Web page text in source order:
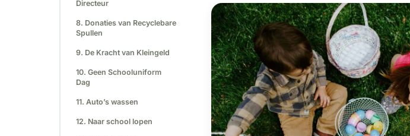
Directeur
8. Donaties van Recyclebare
Spullen
9. De Kracht van Kleingeld
10. Geen Schooluniform
Dag
11. Auto’s wassen
12. Naar school lopen